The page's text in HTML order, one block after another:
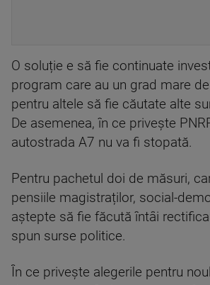
O soluție e să fie continuate
program care au un grad mare
pentru altele să fie căutate alte
De asemenea, în ce privește
autostrada A7 nu va fi stopată.
Pentru pachetul doi de măsuri,
pensiile magistraților, social-
aștepte să fie făcută întâi
spun surse politice.
În ce privește alegerile pentru